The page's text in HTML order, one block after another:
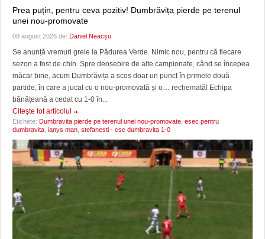
Prea puțin, pentru ceva pozitiv! Dumbrăvița pierde pe terenul
unei nou-promovate
08 august 2026 de: Daniel Neacșu
Se anunță vremuri grele la Pădurea Verde. Nimic nou, pentru că fiecare
sezon a fost de chin. Spre deosebire de alte campionate, când se începea
măcar bine, acum Dumbrăvița a scos doar un punct în primele două
partide, în care a jucat cu o nou-promovată și o… rechemată! Echipa
bănățeană a cedat cu 1-0 în...
Citeşte tot articolul
Etichete: Dumbravita pierde pe terenul unei nou-promovate esec pentru
dumbravita ianys man stefanesti - csc dumbravita 1-0